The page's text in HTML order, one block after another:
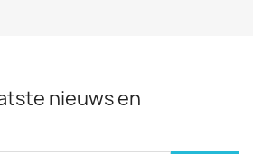
nieuws en